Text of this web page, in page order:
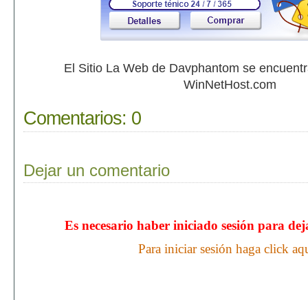
El Sitio La Web de Davphantom se
WinNetHost.com
Comentarios: 0
Dejar un comentario
Es necesario haber iniciado sesión para
Para iniciar sesión haga click